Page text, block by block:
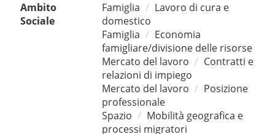
Ambito
Sociale
Famiglia
Lavoro di cura e
domestico
Famiglia
Economia
famigliare/divisione delle risorse
Mercato del lavoro
Contratti e
relazioni di impiego
Mercato del lavoro
Posizione
professionale
Spazio
Mobilità geografica e
processi migratori